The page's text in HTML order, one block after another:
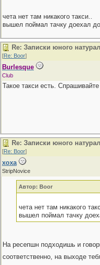
чета нет там никакого такси..
вышел поймал тачку доехал
Re: Записки юного
[Re: Boor]
Burlesque
Club
Такое такси есть.
Re: Записки юного
[Re: Boor]
xoxa
StripNovice
Автор: Boor
чета нет там никакого
вышел поймал тачку
На ресепшн подходишь и
соответственно, на выходе